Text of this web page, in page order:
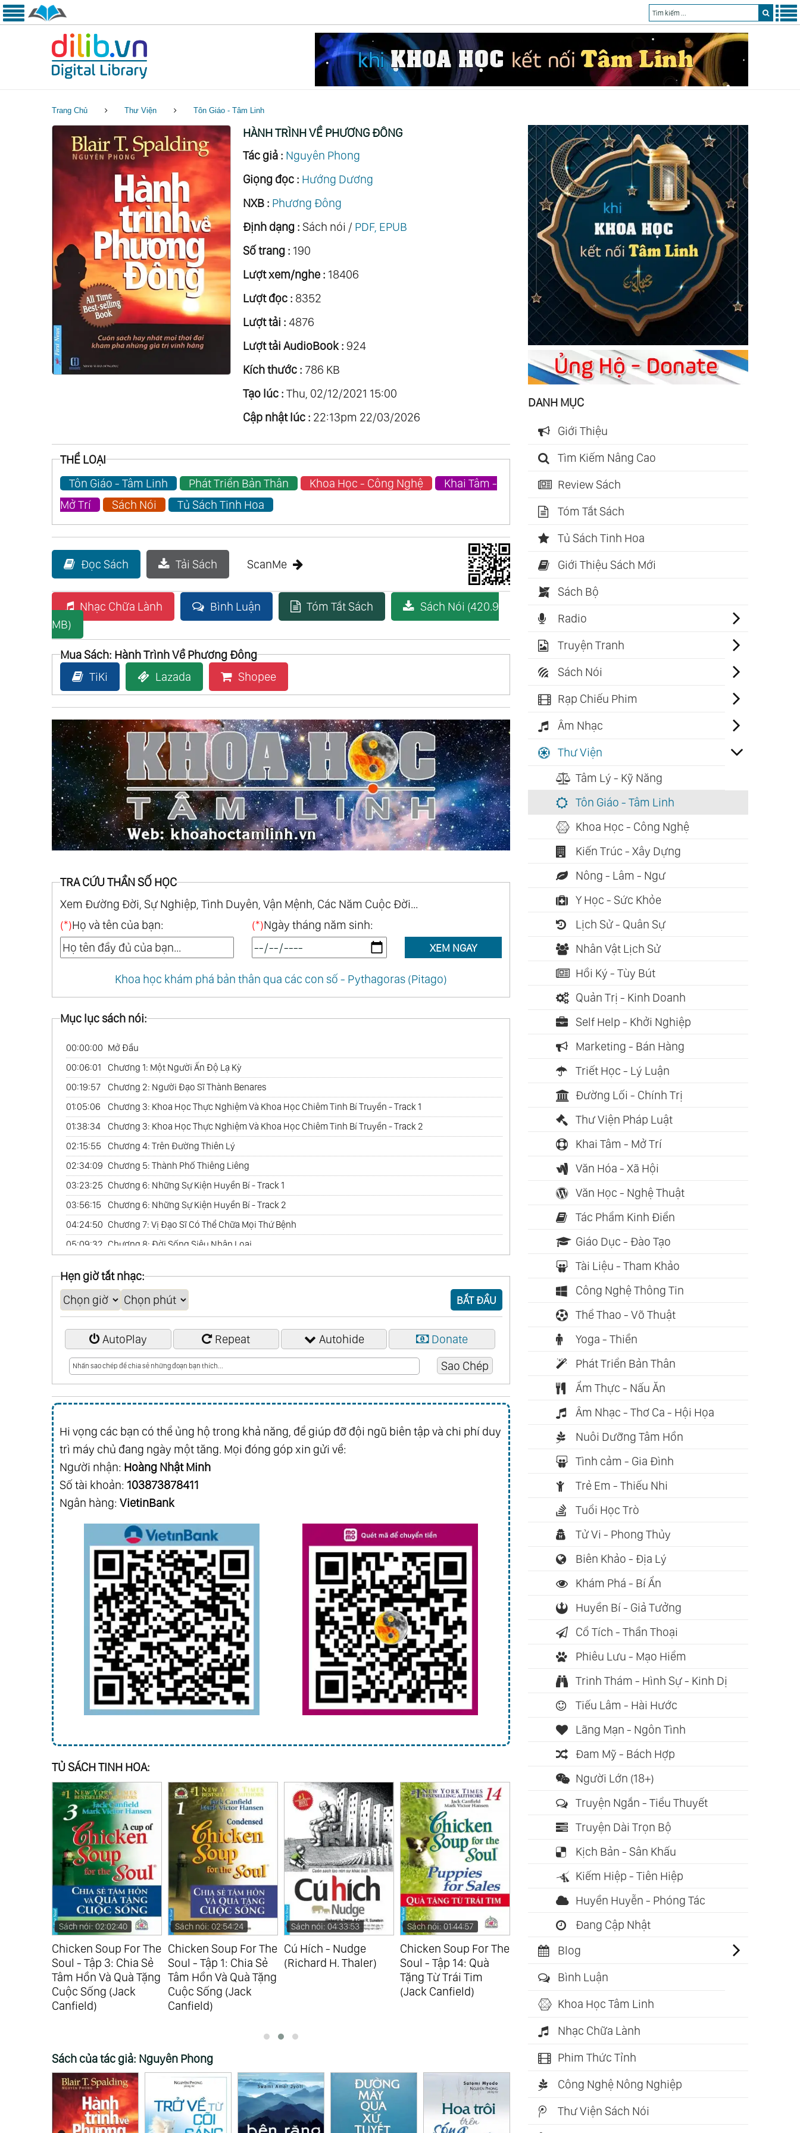
Trang Chủ Thư Viện Tôn Giáo - Tâm Linh
HÀNH TRÌNH VỀ PHƯƠNG ĐÔNG
Tác giả : Nguyên Phong
Giọng đọc : Hướng Dương
NXB : Phương Đông
Định dạng : Sách nói / PDF, EPUB
Số trang : 190
Lượt xem/nghe : 18406
Lượt đọc : 8352
Lượt tải : 4876
Lượt tải AudioBook : 924
Kích thước : 786 KB
Tạo lúc : Thu, 02/12/2021 15:00
Cập nhật lúc : 22:13pm 22/03/2026
THỂ LOẠI
Tôn Giáo - Tâm Linh
Phát Triển Bản Thân Khoa Học - Công Nghệ
Khai Tâm -
Mở Trí
Sách Nói Tủ Sách Tinh Hoa
Đọc Sách Tải Sách ScanMe
Nhạc Chữa Lành Bình Luận Tóm Tắt Sách
Sách Nói (420.9
MB)
Mua Sách: Hành Trình Về Phương Đông
TiKi
Lazada Shopee
TRA CỨU THẦN SỐ HỌC
Xem Đường Đời, Sự Nghiệp, Tình Duyên, Vận Mệnh, Các Năm Cuộc Đời...
(*)Họ và tên của bạn: (*)Ngày tháng năm sinh:
XEM NGAY
Khoa học khám phá bản thân qua các con số - Pythagoras (Pitago)
Mục lục sách nói:
00:00:00 Mở Đầu
00:06:01
Chương 1: Một Người Ấn Độ Lạ Kỳ
00:19:57
Chương 2: Người Đạo Sĩ Thành Benares
01:05:06
Chương 3: Khoa Học Thực Nghiệm Và Khoa Học Chiêm Tinh Bí Truyền - Track 1
01:38:34
Chương 3: Khoa Học Thực Nghiệm Và Khoa Học Chiêm Tinh Bí Truyền - Track 2
02:15:55
Chương 4: Trên Đường Thiên Lý
02:34:09 Chương 5: Thành Phố Thiêng Liêng
03:23:25 Chương 6: Những Sự Kiện Huyền Bí - Track 1
03:56:15
Chương 6: Những Sự Kiện Huyền Bí - Track 2
04:24:50 Chương 7: Vị Đạo Sĩ Có Thể Chữa Mọi Thứ Bệnh
05:09:32 Chương 8: Đời Sống Siêu Nhân Loại
06:12:54 Chương 9: Cõi Vô Hình - Track 2
06:50:33 Chương 9: Cõi Vô Hình - Track 3
Hẹn giờ tắt nhạc:
BẮT ĐẦU
AutoPlay Repeat Autohide Donate
Hi vọng các bạn có thể ủng hộ trong khả năng, để giúp đỡ đội ngũ biên tập và chi phí duy
trì máy chủ đang ngày một tăng. Mọi đóng góp xin gửi về:
Người nhận: Hoàng Nhật Minh
Số tài khoản: 103873878411
Ngân hàng: VietinBank
TỦ SÁCH TINH HOA:
Sách nói: 02:02:40
Chicken Soup For The
Soul - Tập 3: Chia Sẻ
Tâm Hồn Và Quà Tặng
Cuộc Sống (Jack
Canfield)
Sách nói: 02:54:24
Chicken Soup For The
Soul - Tập 1: Chia Sẻ
Tâm Hồn Và Quà Tặng
Cuộc Sống (Jack
Canfield)
Sách nói: 04:33:53
Cú Hích - Nudge
(Richard H. Thaler)
Sách nói: 01:44:57
Chicken Soup For The
Soul - Tập 14: Quà
Tặng Từ Trái Tim
(Jack Canfield)
Sách nói: 01:58:20
Chicken Soup For The
Giá Trị Cuộc Sống
Sách nói: 02:02:40
Chicken Soup For The
Canfield)
Sách của tác giả: Nguyên Phong
DANH MỤC
Giới Thiệu
Tìm Kiếm Nâng Cao
Review Sách
Tóm Tắt Sách
Tủ Sách Tinh Hoa
Giới Thiệu Sách Mới
Sách Bộ
Radio
Truyện Tranh
Sách Nói
Rạp Chiếu Phim
Âm Nhạc
Thư Viện
Tâm Lý - Kỹ Năng
Tôn Giáo - Tâm Linh
Khoa Học - Công Nghệ
Kiến Trúc - Xây Dựng
Nông - Lâm - Ngư
Y Học - Sức Khỏe
Lịch Sử - Quân Sự
Nhân Vật Lịch Sử
Hồi Ký - Tùy Bút
Quản Trị - Kinh Doanh
Self Help - Khởi Nghiệp
Marketing - Bán Hàng
Triết Học - Lý Luận
Đường Lối - Chính Trị
Thư Viện Pháp Luật
Khai Tâm - Mở Trí
Văn Hóa - Xã Hội
Văn Học - Nghệ Thuật
Tác Phẩm Kinh Điển
Giáo Dục - Đào Tạo
Tài Liệu - Tham Khảo
Công Nghệ Thông Tin
Thể Thao - Võ Thuật
Yoga - Thiền
Phát Triển Bản Thân
Ẩm Thực - Nấu Ăn
Âm Nhạc - Thơ Ca - Hội Họa
Nuôi Dưỡng Tâm Hồn
Tình cảm - Gia Đình
Trẻ Em - Thiếu Nhi
Tuổi Học Trò
Tử Vi - Phong Thủy
Biên Khảo - Địa Lý
Khám Phá - Bí Ẩn
Huyền Bí - Giả Tưởng
Cổ Tích - Thần Thoại
Phiêu Lưu - Mạo Hiểm
Trinh Thám - Hình Sự - Kinh Dị
Tiếu Lâm - Hài Hước
Lãng Mạn - Ngôn Tình
Đam Mỹ - Bách Hợp
Người Lớn (18+)
Truyện Ngắn - Tiểu Thuyết
Truyện Dài Trọn Bộ
Kịch Bản - Sân Khấu
Kiếm Hiệp - Tiên Hiệp
Huyền Huyễn - Phóng Tác
Đang Cập Nhật
Blog
Bình Luận
Khoa Học Tâm Linh
Nhạc Chữa Lành
Phim Thức Tỉnh
Công Nghệ Nông Nghiệp
Thư Viện Sách Nói